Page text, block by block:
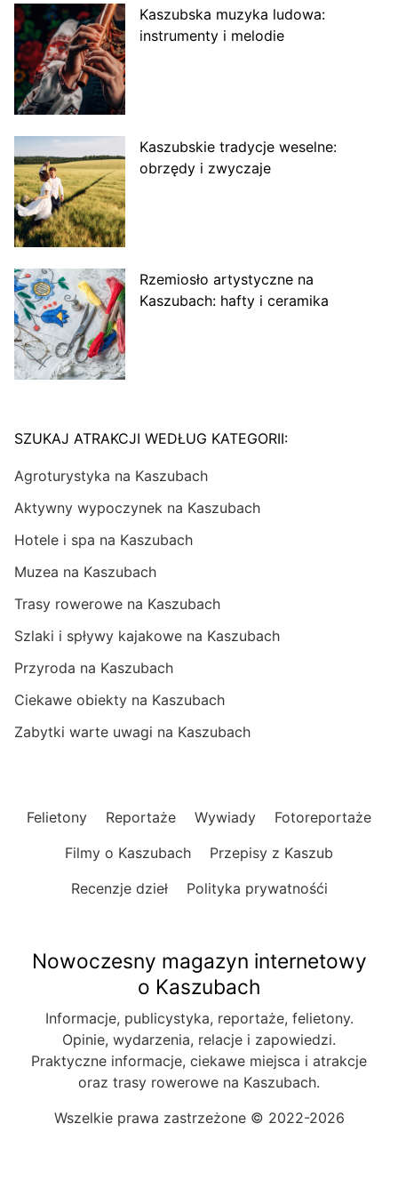
Kaszubska muzyka ludowa:
instrumenty i melodie
Kaszubskie tradycje weselne:
obrzędy i zwyczaje
Rzemiosło artystyczne na
Kaszubach: hafty i ceramika
SZUKAJ ATRAKCJI WEDŁUG KATEGORII:
Agroturystyka na Kaszubach
Aktywny wypoczynek na Kaszubach
Hotele i spa na Kaszubach
Muzea na Kaszubach
Trasy rowerowe na Kaszubach
Szlaki i spływy kajakowe na Kaszubach
Przyroda na Kaszubach
Ciekawe obiekty na Kaszubach
Zabytki warte uwagi na Kaszubach
Felietony Reportaże Wywiady
Fotoreportaże
Filmy o Kaszubach
Przepisy z Kaszub
Recenzje dzieł
Polityka prywatnośći
Nowoczesny magazyn internetowy
o Kaszubach
Informacje, publicystyka, reportaże, felietony.
Opinie, wydarzenia, relacje i zapowiedzi.
Praktyczne informacje, ciekawe miejsca i atrakcje
oraz trasy rowerowe na Kaszubach.
Wszelkie prawa zastrzeżone © 2022-2026